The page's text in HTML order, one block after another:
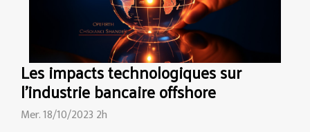
Les impacts technologiques sur
l'industrie bancaire offshore
Mer. 18/10/2023 2h